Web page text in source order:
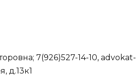
7(926)527-14-10, advokat-
д.13к1